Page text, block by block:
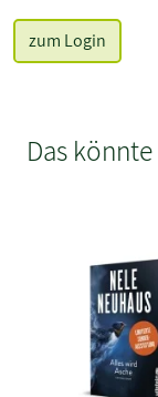
zum Login
Das